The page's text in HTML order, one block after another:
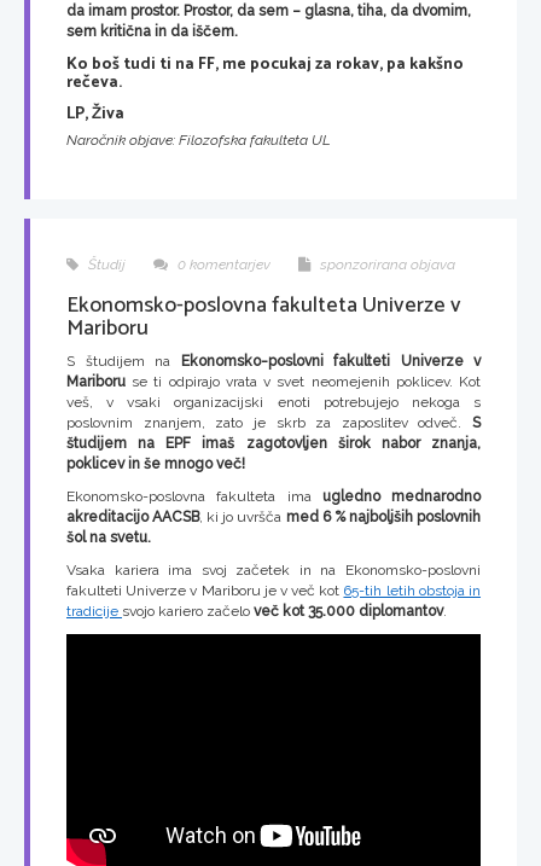
da imam prostor. Prostor, da sem – glasna, tiha, da dvomim,
sem kritična in da iščem.
Ko boš tudi ti na FF, me pocukaj za rokav, pa kakšno
rečeva.
LP, Živa
Naročnik objave: Filozofska fakulteta UL
Študij 0 komentarjev sponzorirana objava
Ekonomsko-poslovna fakulteta Univerze v
Mariboru
S študijem na Ekonomsko-poslovni fakulteti Univerze v
Mariboru se ti odpirajo vrata v svet neomejenih poklicev. Kot
veš, v vsaki organizacijski enoti potrebujejo nekoga s
poslovnim znanjem, zato je skrb za zaposlitev odveč. S
študijem na EPF imaš zagotovljen širok nabor znanja,
poklicev in še mnogo več!
Ekonomsko-poslovna fakulteta ima ugledno mednarodno
akreditacijo AACSB, ki jo uvršča med 6 % najboljših poslovnih
šol na svetu.
Vsaka kariera ima svoj začetek in na Ekonomsko-poslovni
fakulteti Univerze v Mariboru je v več kot 65-tih letih obstoja in
tradicije svojo kariero začelo več kot 35.000 diplomantov.